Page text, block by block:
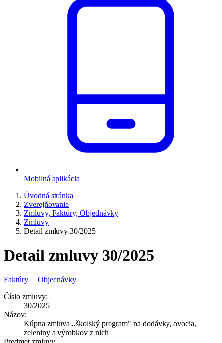
Mobilná aplikácia
Úvodná stránka
Zverejňovanie
Zmluvy, Faktúry, Objednávky
Zmluvy
Detail zmluvy 30/2025
Detail zmluvy 30/2025
Faktúry | Objednávky
Číslo zmluvy:
30/2025
Názov:
Kúpna zmluva ,,školský program" na dodávky, ovocia,
zeleniny a výrobkov z nich
Predmet zmluvy: